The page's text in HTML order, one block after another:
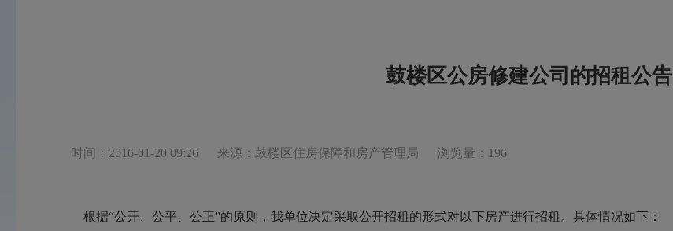
鼓楼区公房修建公司的招租公告
时间：2016-01-20 09:26 来源：鼓楼区住房保障和房产管理局 浏览量：196
根据“公开、公平、公正”的原则，我单位决定采取公开招租的形式对以下房产进行招租。具体情况如下：